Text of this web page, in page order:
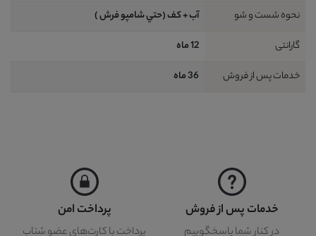
نحوه شست و شو
آب + کف (حتي شامپو فرش )
گارانتی
12 ماه
خدمات پس از فروش
36 ماه
خدمات پس از فروش
در کنار شما پاسخگوییم
پرداخت امن
پرداخت با کارت‌های عضو شتاب